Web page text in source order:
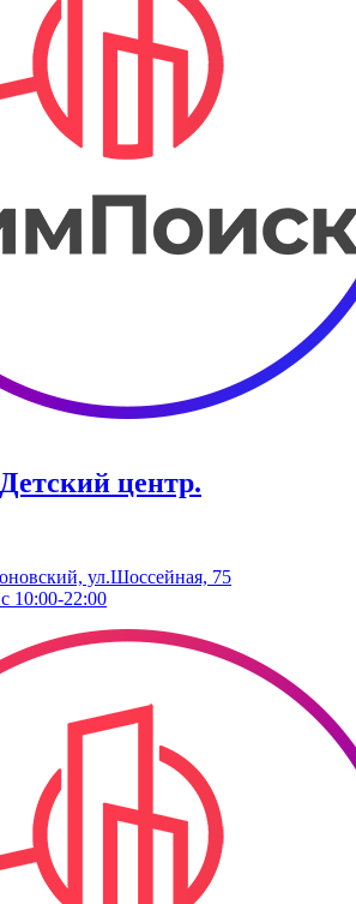
центр.
ул.Шоссейная, 75
10:00-22:00